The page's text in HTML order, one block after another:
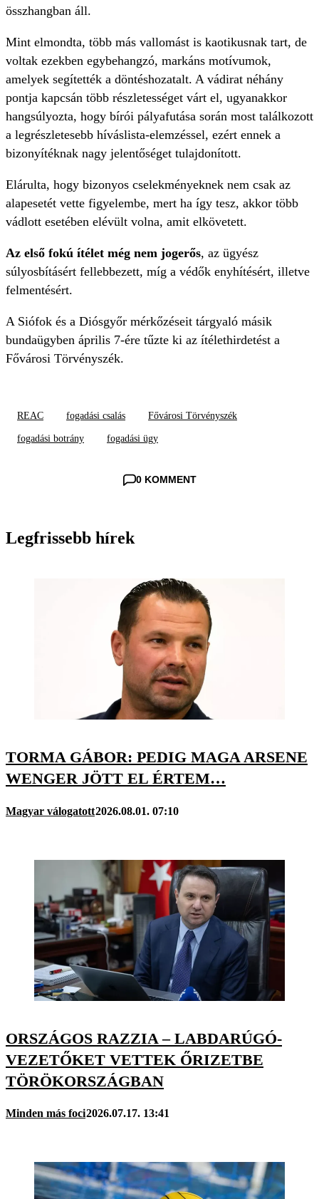
összhangban áll.
Mint elmondta, több más vallomást is kaotikusnak tart, de
voltak ezekben egybehangzó, markáns motívumok,
amelyek segítették a döntéshozatalt. A vádirat néhány
pontja kapcsán több részletességet várt el, ugyanakkor
hangsúlyozta, hogy bírói pályafutása során most találkozott
a legrészletesebb híváslista-elemzéssel, ezért ennek a
bizonyítéknak nagy jelentőséget tulajdonított.
Elárulta, hogy bizonyos cselekményeknek nem csak az
alapesetét vette figyelembe, mert ha így tesz, akkor több
vádlott esetében elévült volna, amit elkövetett.
Az első fokú ítélet még nem jogerős, az ügyész
súlyosbításért fellebbezett, míg a védők enyhítésért, illetve
felmentésért.
A Siófok és a Diósgyőr mérkőzéseit tárgyaló másik
bundaügyben április 7-ére tűzte ki az ítélethirdetést a
Fővárosi Törvényszék.
REAC fogadási csalás Fővárosi Törvényszék
fogadási botrány fogadási ügy
0 KOMMENT
Legfrissebb hírek
TORMA GÁBOR: PEDIG MAGA ARSENE
WENGER JÖTT EL ÉRTEM…
Magyar válogatott2026.08.01. 07:10
ORSZÁGOS RAZZIA – LABDARÚGÓ-
VEZETŐKET VETTEK ŐRIZETBE
TÖRÖKORSZÁGBAN
Minden más foci2026.07.17. 13:41